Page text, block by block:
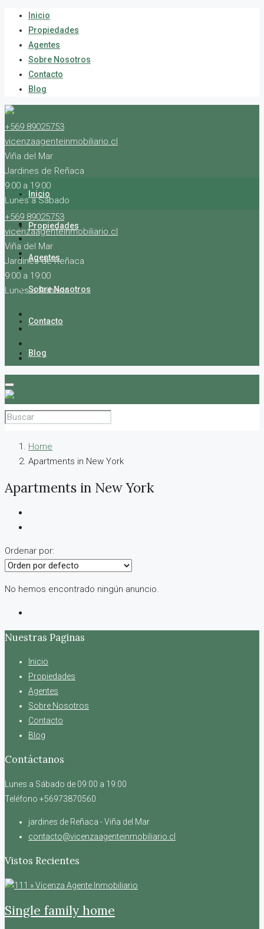
Inicio
Propiedades
Agentes
Sobre Nosotros
Contacto
Blog
+569 89025753
vicenzaagenteinmobiliario.cl
Viña del Mar
Jardines de Reñaca
9:00 a 19:00
Lunes a Sábado
Inicio
Propiedades
Agentes
Sobre Nosotros
Contacto
Blog
+569 89025753
vicenzaagenteinmobiliario.cl
Viña del Mar
Jardines de Reñaca
9:00 a 19:00
Lunes a Sábado
Home
Apartments in New York
Apartments in New York
Ordenar por:
No hemos encontrado ningún anuncio.
Nuestras Paginas
Inicio
Propiedades
Agentes
Sobre Nosotros
Contacto
Blog
Contáctanos
Lunes a Sábado de 09:00 a 19:00
Teléfono +56973870560
jardines de Reñaca - Viña del Mar
contacto@vicenzaagenteinmobiliario.cl
Vistos Recientes
Single family home